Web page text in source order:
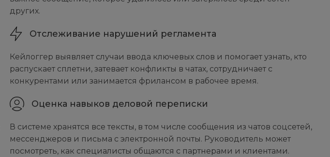
других.
Отслеживание нарушений регламента
Кейлоггер выявляет случаи ввода ключевых слов и помогает узнать, кто
распускает сплетни, затевает конфликты в чатах, сотрудничает с
конкурентами или занимается фрилансом в рабочее время.
Оценка навыков деловой переписки
В системе хранятся все тексты, в том числе сообщения из чатов соцсетей,
мессенджеров и письма с электронной почты. Руководитель может
посмотреть, как специалисты общаются с партнерами и клиентами.